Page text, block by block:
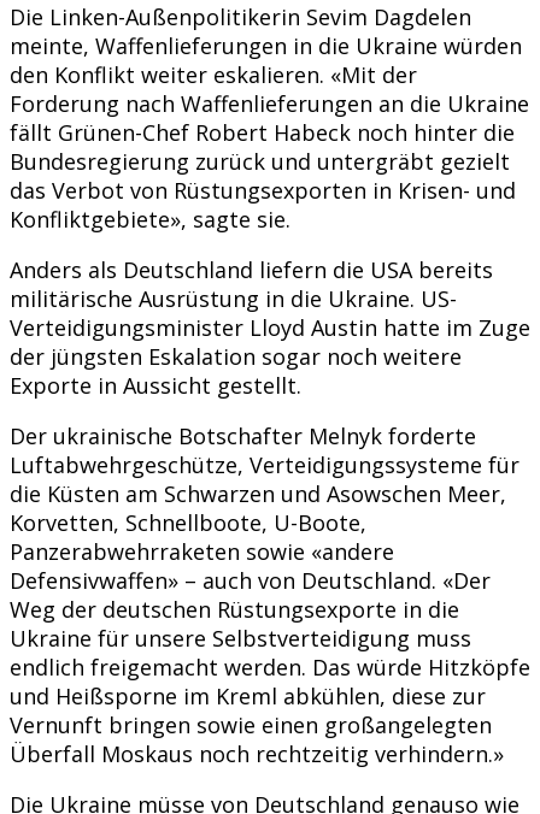
Die Linken-Außenpolitikerin Sevim Dagdelen
meinte, Waffenlieferungen in die Ukraine würden
den Konflikt weiter eskalieren. «Mit der
Forderung nach Waffenlieferungen an die Ukraine
fällt Grünen-Chef Robert Habeck noch hinter die
Bundesregierung zurück und untergräbt gezielt
das Verbot von Rüstungsexporten in Krisen- und
Konfliktgebiete», sagte sie.
Anders als Deutschland liefern die USA bereits
militärische Ausrüstung in die Ukraine. US-
Verteidigungsminister Lloyd Austin hatte im Zuge
der jüngsten Eskalation sogar noch weitere
Exporte in Aussicht gestellt.
Der ukrainische Botschafter Melnyk forderte
Luftabwehrgeschütze, Verteidigungssysteme für
die Küsten am Schwarzen und Asowschen Meer,
Korvetten, Schnellboote, U-Boote,
Panzerabwehrraketen sowie «andere
Defensivwaffen» – auch von Deutschland. «Der
Weg der deutschen Rüstungsexporte in die
Ukraine für unsere Selbstverteidigung muss
endlich freigemacht werden. Das würde Hitzköpfe
und Heißsporne im Kreml abkühlen, diese zur
Vernunft bringen sowie einen großangelegten
Überfall Moskaus noch rechtzeitig verhindern.»
Die Ukraine müsse von Deutschland genauso wie